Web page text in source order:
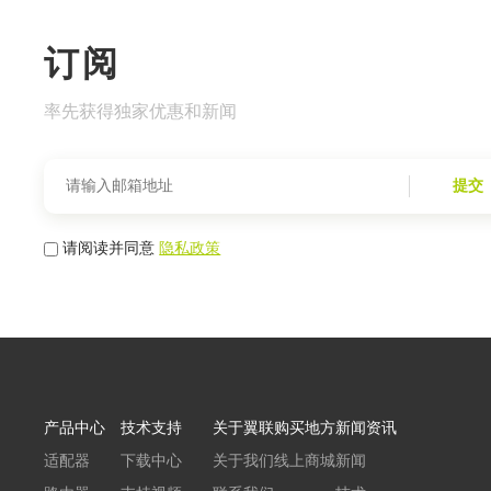
订阅
率先获得独家优惠和新闻
提交
请阅读并同意隐私政策
产品中心
适配器
技术支持
下载中心
关于翼联
关于我们
购买地方
线上商城
新闻资讯
新闻